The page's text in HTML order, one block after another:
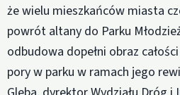
że wielu mieszkańców miasta
powrót altany do Parku
odbudowa dopełni obraz
pory w parku w ramach jego